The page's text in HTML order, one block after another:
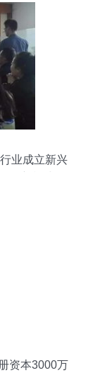
业成立新兴
资本3000万